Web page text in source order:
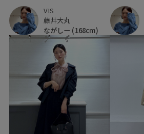
VIS
藤井大丸
ながしー (168cm)